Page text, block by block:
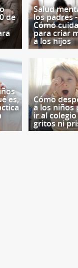
de
Salud
los padres -
Cómo
para criar
a los hijos
es, Cómo
a los niños
ir al colegio
gritos ni